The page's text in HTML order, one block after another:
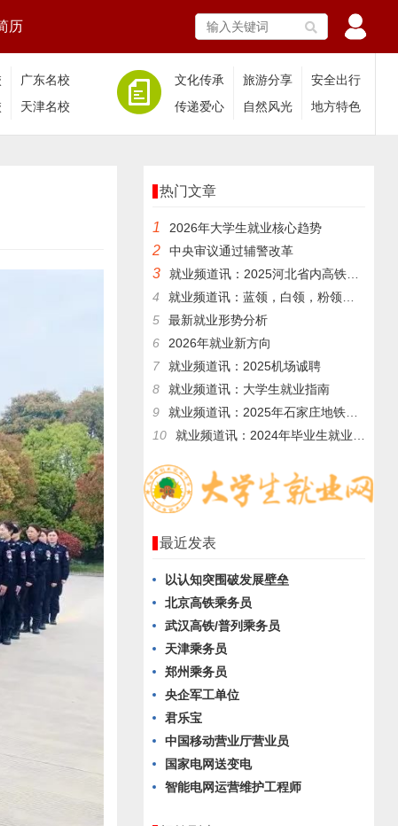
历
广东名校
天津名校
文化传承 旅游分享
安全出行
传递爱心
自然风光 地方特色
热门文章
1 2026年大学生就业核心趋势
2 中央审议通过辅警改革
3
就业频道讯：2025河北省内高铁站最新诚聘
4
就业频道讯：蓝领，白领，粉领，金领有什么区别？
5
最新就业形势分析
6
2026年就业新方向
7
就业频道讯：2025机场诚聘
8
就业频道讯：大学生就业指南
9
就业频道讯：2025年石家庄地铁诚聘
10
就业频道讯：2024年毕业生就业趋势
最近发表
以认知突围破发展壁垒
北京高铁乘务员
武汉高铁/普列乘务员
天津乘务员
郑州乘务员
央企军工单位
君乐宝
中国移动营业厅营业员
国家电网送变电
智能电网运营维护工程师